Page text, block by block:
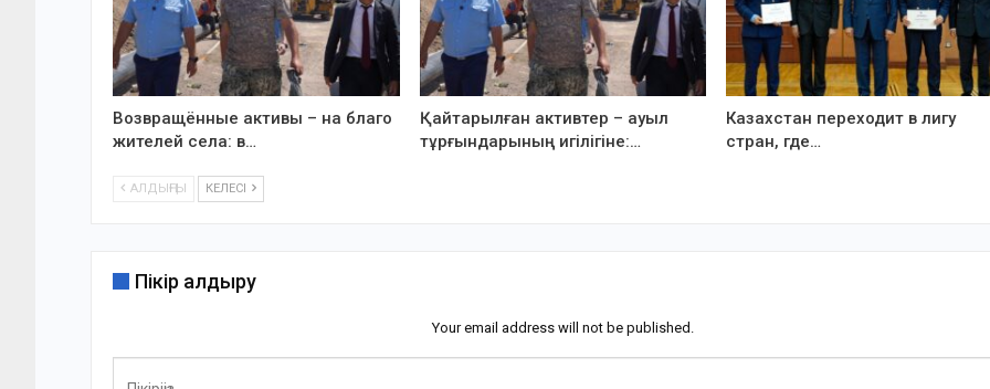
Возвращённые активы – на благо
жителей села: в…
Қайтарылған активтер – ауыл
тұрғындарының игілігіне:…
Казахстан переходит в лигу
стран, где…
АЛДЫҢҒЫ КЕЛЕСІ
Пікір қалдыру
Your email address will not be published.